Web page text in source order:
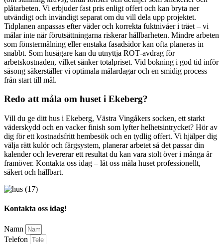
plåtarbeten. Vi erbjuder fast pris enligt offert och kan bryta ner
utvändigt och invändigt separat om du vill dela upp projektet.
Tidplanen anpassas efter väder och korrekta fuktnivåer i träet – vi
målar inte när förutsättningarna riskerar hållbarheten. Mindre arbeten
som fönstermålning eller enstaka fasadsidor kan ofta planeras in
snabbt. Som husägare kan du utnyttja ROT‑avdrag för
arbetskostnaden, vilket sänker totalpriset. Vid bokning i god tid inför
säsong säkerställer vi optimala målardagar och en smidig process
från start till mål.
Redo att måla om huset i Ekeberg?
Vill du ge ditt hus i Ekeberg, Västra Vingåkers socken, ett starkt
väderskydd och en vacker finish som lyfter helhetsintrycket? Hör av
dig för ett kostnadsfritt hembesök och en tydlig offert. Vi hjälper dig
välja rätt kulör och färgsystem, planerar arbetet så det passar din
kalender och levererar ett resultat du kan vara stolt över i många år
framöver. Kontakta oss idag – låt oss måla huset professionellt,
säkert och hållbart.
Kontakta oss idag!
Namn
Telefon